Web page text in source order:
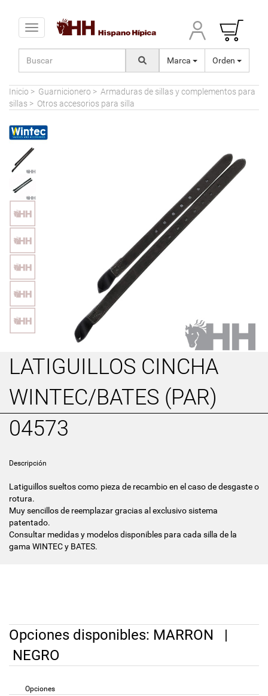
Toggle navigation
Marca Orden
Inicio > Guarnicionero > Armaduras de sillas y complementos para
sillas > Otros accesorios para silla
LATIGUILLOS CINCHA
WINTEC/BATES (PAR)
04573
Descripción
Latiguillos sueltos como pieza de recambio en el caso de desgaste o
rotura.
Muy sencillos de reemplazar gracias al exclusivo sistema
patentado.
Consultar medidas y modelos disponibles para cada silla de la
gama WINTEC y BATES.
Opciones disponibles: MARRON |
NEGRO
Opciones